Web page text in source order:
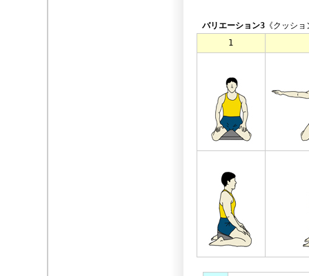
バリエーション3 《クッシ
1